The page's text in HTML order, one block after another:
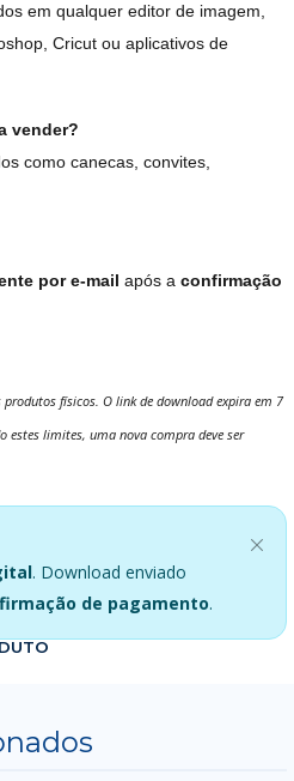
em qualquer editor de imagem,
Cricut ou aplicativos de
vender?
como canecas, convites,
por e-mail após a confirmação
físicos. O link de download expira em 7
estes limites, uma nova compra deve ser
. Download enviado
de pagamento.